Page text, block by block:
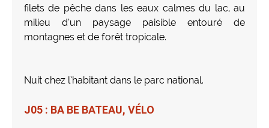
filets de pêche dans les eaux calmes du lac, au
milieu d’un paysage paisible entouré de
montagnes et de forêt tropicale.
Nuit chez l’habitant dans le parc national.
J05 : BA BE BATEAU, VÉLO